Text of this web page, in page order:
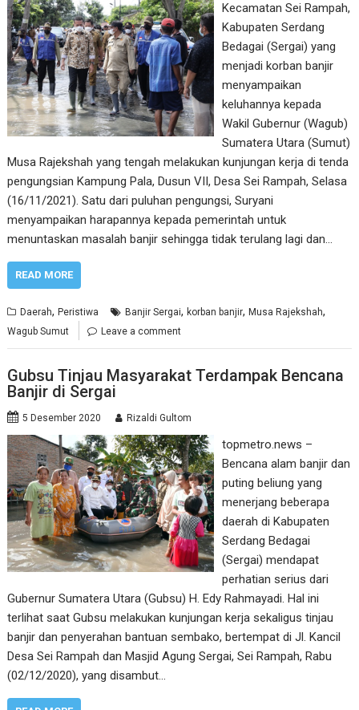
Kecamatan Sei Rampah,
Kabupaten Serdang
Bedagai (Sergai) yang
menjadi korban banjir
menyampaikan
keluhannya kepada
Wakil Gubernur (Wagub)
Sumatera Utara (Sumut)
Musa Rajekshah yang tengah melakukan kunjungan kerja di tenda
pengungsian Kampung Pala, Dusun VII, Desa Sei Rampah, Selasa
(16/11/2021). Satu dari puluhan pengungsi, Suryani
menyampaikan harapannya kepada pemerintah untuk
menuntaskan masalah banjir sehingga tidak terulang lagi dan…
READ MORE
Daerah,Peristiwa Banjir Sergai,korban banjir,Musa Rajekshah,
Wagub Sumut Leave a comment
Gubsu Tinjau Masyarakat Terdampak Bencana
Banjir di Sergai
5 Desember 2020 Rizaldi Gultom
topmetro.news –
Bencana alam banjir dan
puting beliung yang
menerjang beberapa
daerah di Kabupaten
Serdang Bedagai
(Sergai) mendapat
perhatian serius dari
Gubernur Sumatera Utara (Gubsu) H. Edy Rahmayadi. Hal ini
terlihat saat Gubsu melakukan kunjungan kerja sekaligus tinjau
banjir dan penyerahan bantuan sembako, bertempat di Jl. Kancil
Desa Sei Rampah dan Masjid Agung Sergai, Sei Rampah, Rabu
(02/12/2020), yang disambut…